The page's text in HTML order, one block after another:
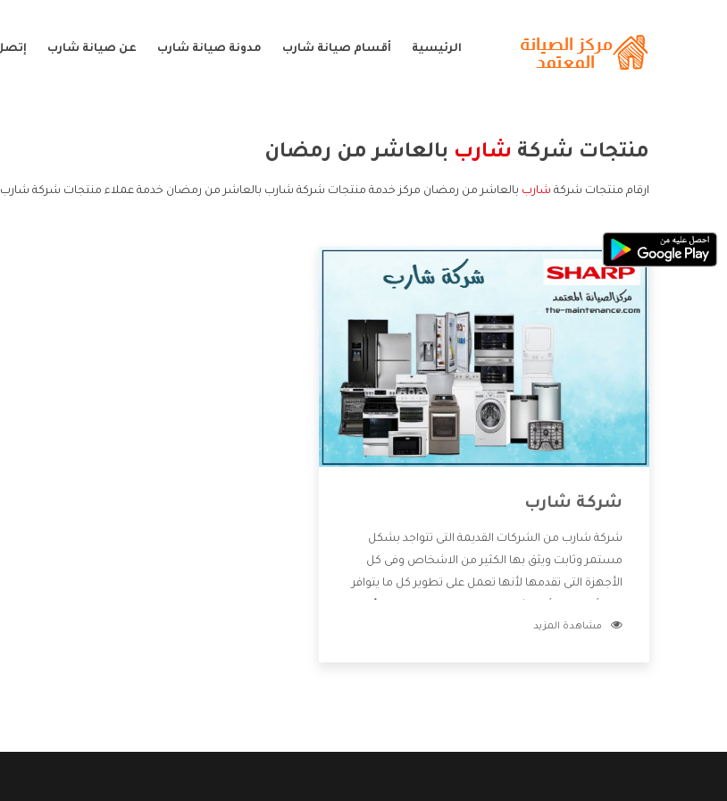
الرئيسية أقسام صيانة شارب مدونة صيانة شارب عن صيانة شارب
منتجات شركة شارب بالعاشر من رمضان
ارقام منتجات شركة شارب بالعاشر من رمضان مركز خدمة منتجات شركة شارب بالعاشر من رمضان خدمة عملاء منتجات شركة
شركة شارب
شركة شارب من الشركات القديمة التى تتواجد بشكل
مستمر وثابت ويثق بها الكثير من الاشخاص وفى كل
الأجهزة التى تقدمها لأنها تعمل على تطوير كل ما يتوافر
خدمات ما بعد البيع مع المنتجات وتقدم للعملاء أقوى
مشاهدة المزيد